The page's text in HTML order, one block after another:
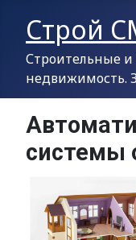
Строй
Строительные
недвижимость.
системы